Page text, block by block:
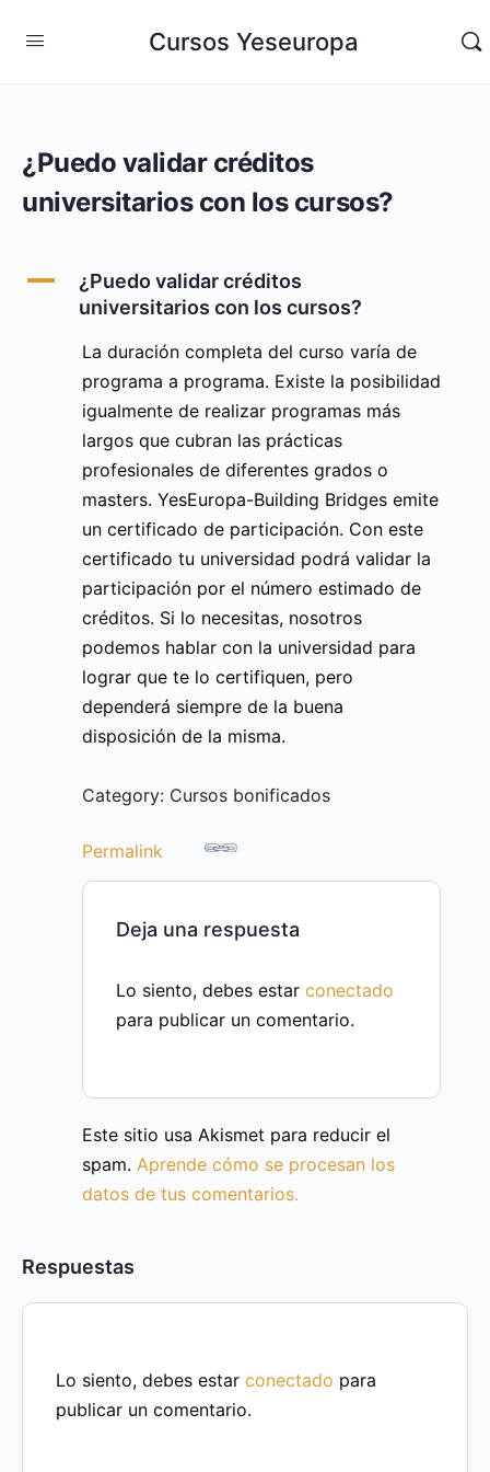
Cursos Yeseuropa
¿Puedo validar créditos
universitarios con los cursos?
A
¿Puedo validar créditos
universitarios con los cursos?
La duración completa del curso varía de
programa a programa. Existe la posibilidad
igualmente de realizar programas más
largos que cubran las prácticas
profesionales de diferentes grados o
masters. YesEuropa-Building Bridges emite
un certificado de participación. Con este
certificado tu universidad podrá validar la
participación por el número estimado de
créditos. Si lo necesitas, nosotros
podemos hablar con la universidad para
lograr que te lo certifiquen, pero
dependerá siempre de la buena
disposición de la misma.
Category: Cursos bonificados
Permalink
Deja una respuesta
Lo siento, debes estar conectado
para publicar un comentario.
Este sitio usa Akismet para reducir el
spam. Aprende cómo se procesan los
datos de tus comentarios.
Respuestas
Lo siento, debes estar conectado para
publicar un comentario.